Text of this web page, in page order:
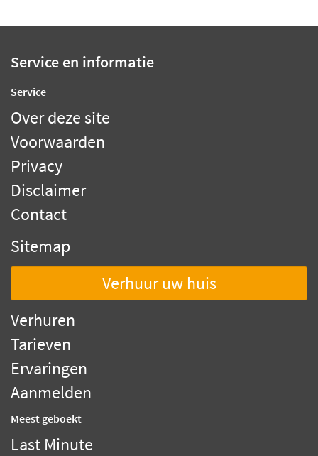
Service en informatie
Service
Over deze site
Voorwaarden
Privacy
Disclaimer
Contact
Sitemap
Verhuur uw huis
Verhuren
Tarieven
Ervaringen
Aanmelden
Meest geboekt
Last Minute